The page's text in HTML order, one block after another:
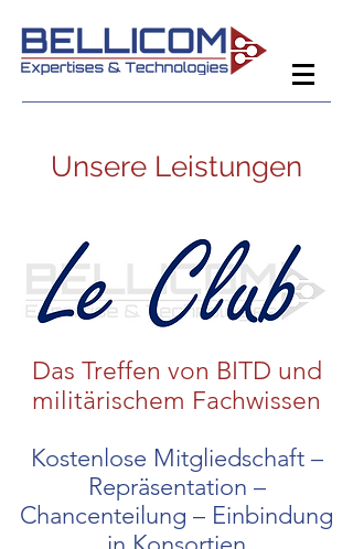
Unsere Leistungen
Das Treffen von BITD und
militärischem Fachwissen
Kostenlose Mitgliedschaft –
Repräsentation –
Chancenteilung – Einbindung